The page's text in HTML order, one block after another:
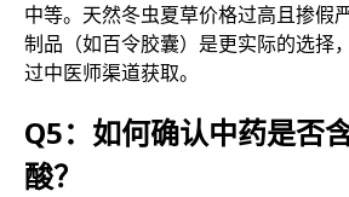
中等。天然冬虫夏草价格过高且掺假
制品（如百令胶囊）是更实际的选择
过中医师渠道获取。
Q5：如何确认中药是否
酸？